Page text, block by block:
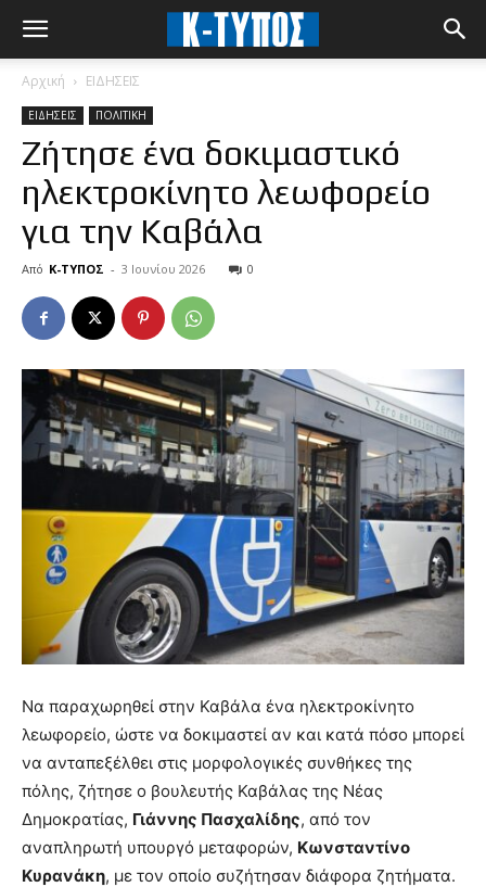
Αρχική ΕΙΔΗΣΕΙΣ
ΕΙΔΗΣΕΙΣ ΠΟΛΙΤΙΚΗ
Ζήτησε ένα δοκιμαστικό
ηλεκτροκίνητο λεωφορείο
για την Καβάλα
Από Κ-ΤΥΠΟΣ - 3 Ιουνίου 2026 0
Να παραχωρηθεί στην Καβάλα ένα ηλεκτροκίνητο
λεωφορείο, ώστε να δοκιμαστεί αν και κατά πόσο μπορεί
να ανταπεξέλθει στις μορφολογικές συνθήκες της
πόλης, ζήτησε ο βουλευτής Καβάλας της Νέας
Δημοκρατίας, Γιάννης Πασχαλίδης, από τον
αναπληρωτή υπουργό μεταφορών, Κωνσταντίνο
Κυρανάκη, με τον οποίο συζήτησαν διάφορα ζητήματα.